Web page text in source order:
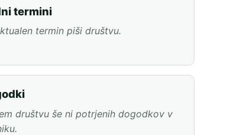
termini
termin piši društvu.
društvu še ni potrjenih dogodkov v